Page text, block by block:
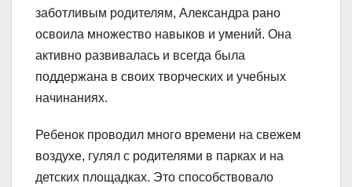
заботливым родителям, Александра рано
освоила множество навыков и умений. Она
активно развивалась и всегда была
поддержана в своих творческих и учебных
начинаниях.
Ребенок проводил много времени на свежем
воздухе, гулял с родителями в парках и на
детских площадках. Это способствовало